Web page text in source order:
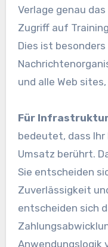
Verlage genau
Zugriff auf
Dies ist
und alle Web
Für
bedeutet, dass
Umsatz berührt.
Sie entscheiden
Zuverlässigkeit
entscheiden sich
Anwendungslogik